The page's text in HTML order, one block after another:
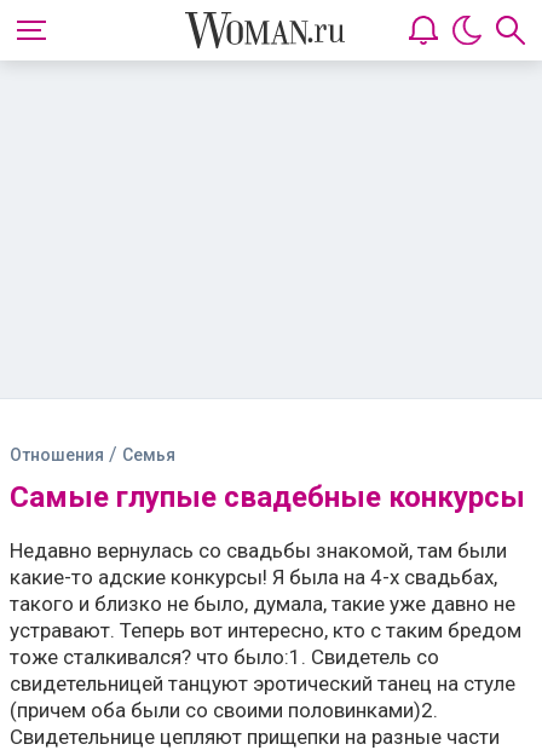
Отношения / Семья
Самые глупые свадебные конкурсы
Недавно вернулась со свадьбы знакомой, там были
какие-то адские конкурсы! Я была на 4-х свадьбах,
такого и близко не было, думала, такие уже давно не
устравают. Теперь вот интересно, кто с таким бредом
тоже сталкивался? что было:1. Свидетель со
свидетельницей танцуют эротический танец на стуле
(причем оба были со своими половинками)2.
Свидетельнице цепляют прищепки на разные части